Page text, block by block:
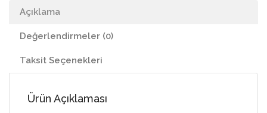
Açıklama
Değerlendirmeler (0)
Taksit Seçenekleri
Ürün Açıklaması